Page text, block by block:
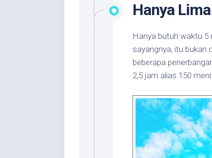
Hanya
Hanya butuh waktu 5
sayangnya, itu bukan
beberapa
2,5 jam alias 150